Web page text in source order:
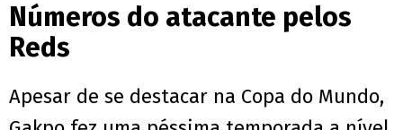
Números do atacante pelos
Reds
Apesar de se destacar na Copa do Mundo,